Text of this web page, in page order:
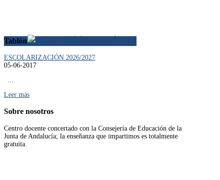
Tablón
ESCOLARIZACIÓN 2026/2027
05-06-2017
Leer más
Sobre nosotros
Centro docente concertado con la Consejería de Educación de la
Junta de Andalucía; la enseñanza que impartimos es totalmente
gratuita.